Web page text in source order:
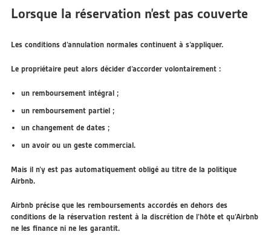
Lorsque la réservation n’est pas couverte
Les conditions d’annulation normales continuent à s’appliquer.
Le propriétaire peut alors décider d’accorder volontairement :
un remboursement intégral ;
un remboursement partiel ;
un changement de dates ;
un avoir ou un geste commercial.
Mais il n’y est pas automatiquement obligé au titre de la politique
Airbnb.
Airbnb précise que les remboursements accordés en dehors des
conditions de la réservation restent à la discrétion de l’hôte et qu’Airbnb
ne les finance ni ne les garantit.